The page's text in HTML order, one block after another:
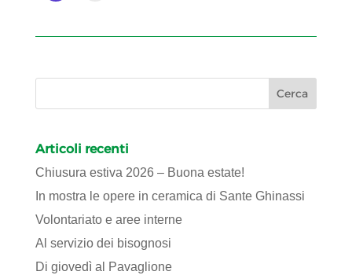
Articoli recenti
Chiusura estiva 2026 – Buona estate!
In mostra le opere in ceramica di Sante Ghinassi
Volontariato e aree interne
Al servizio dei bisognosi
Di giovedì al Pavaglione